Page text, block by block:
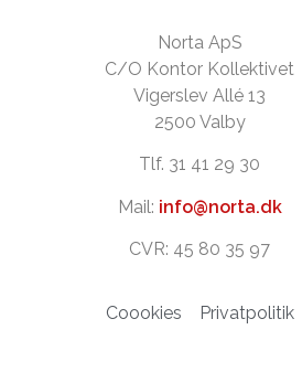
Norta ApS
C/O Kontor Kollektivet
Vigerslev Allé 13
2500 Valby
Tlf. 31 41 29 30
Mail: info@norta.dk
CVR: 45 80 35 97
Coookies Privatpolitik